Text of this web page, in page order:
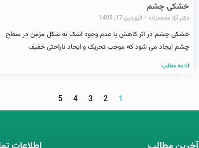
خشکی چشم
دکتر آراز محمدزاده فروردین 17, 1405
خشکی چشم در اثر کاهش یا عدم وجود اشک به شکل مزمن در سطح
چشم ایجاد می شود که موجب تحریک و ایجاد ناراحتی خفیف
ادامه مطلب
1
2
3
4
5